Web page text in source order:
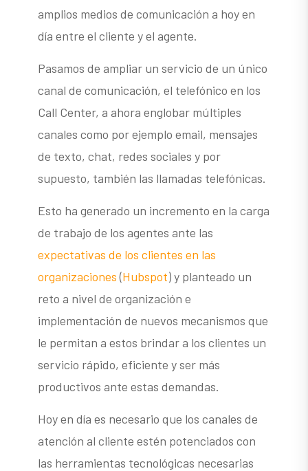
amplios medios de comunicación a hoy en
día entre el cliente y el agente.
Pasamos de ampliar un servicio de un único
canal de comunicación, el telefónico en los
Call Center, a ahora englobar múltiples
canales como por ejemplo email, mensajes
de texto, chat, redes sociales y por
supuesto, también las llamadas telefónicas.
Esto ha generado un incremento en la carga
de trabajo de los agentes ante las
expectativas de los clientes en las
organizaciones(Hubspot) y planteado un
reto a nivel de organización e
implementación de nuevos mecanismos que
le permitan a estos brindar a los clientes un
servicio rápido, eficiente y ser más
productivos ante estas demandas.
Hoy en día es necesario que los canales de
atención al cliente estén potenciados con
las herramientas tecnológicas necesarias